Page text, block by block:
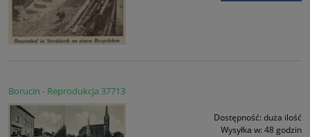
Borucin - Reprodukcja 37713
Dostępność: duża ilość
Wysyłka w: 48 godzin